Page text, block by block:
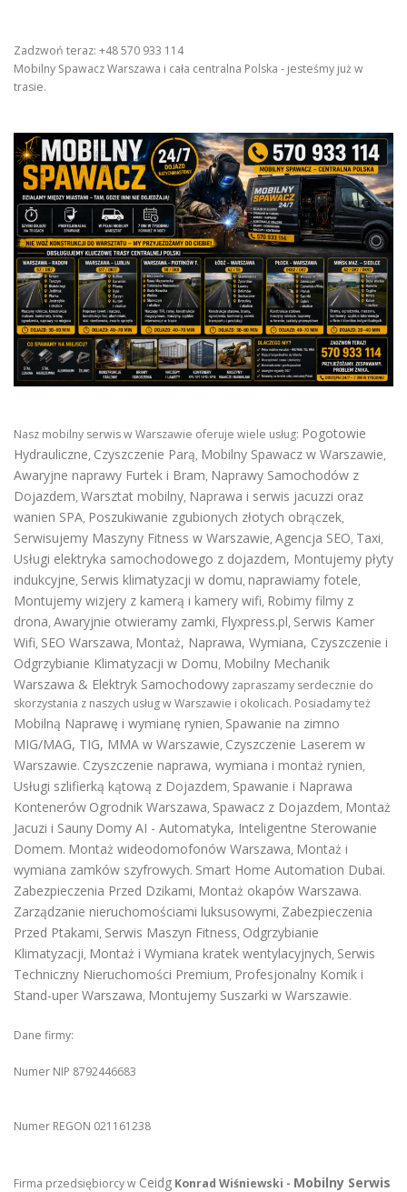
Zadzwoń teraz: +48 570 933 114
Mobilny Spawacz Warszawa i cała centralna Polska - jesteśmy już w
trasie.
Nasz mobilny serwis w Warszawie oferuje wiele usług: Pogotowie
Hydrauliczne, Czyszczenie Parą, Mobilny Spawacz w Warszawie,
Awaryjne naprawy Furtek i Bram, Naprawy Samochodów z
Dojazdem, Warsztat mobilny, Naprawa i serwis jacuzzi oraz
wanien SPA, Poszukiwanie zgubionych złotych obrączek,
Serwisujemy Maszyny Fitness w Warszawie, Agencja SEO, Taxi,
Usługi elektryka samochodowego z dojazdem, Montujemy płyty
indukcyjne, Serwis klimatyzacji w domu, naprawiamy fotele,
Montujemy wizjery z kamerą i kamery wifi, Robimy filmy z
drona, Awaryjnie otwieramy zamki, Flyxpress.pl, Serwis Kamer
Wifi, SEO Warszawa, Montaż, Naprawa, Wymiana, Czyszczenie i
Odgrzybianie Klimatyzacji w Domu, Mobilny Mechanik
Warszawa & Elektryk Samochodowy zapraszamy serdecznie do
skorzystania z naszych usług w Warszawie i okolicach. Posiadamy też
Mobilną Naprawę i wymianę rynien, Spawanie na zimno
MIG/MAG, TIG, MMA w Warszawie, Czyszczenie Laserem w
Warszawie. Czyszczenie naprawa, wymiana i montaż rynien,
Usługi szlifierką kątową z Dojazdem, Spawanie i Naprawa
Kontenerów Ogrodnik Warszawa, Spawacz z Dojazdem, Montaż
Jacuzi i Sauny Domy AI - Automatyka, Inteligentne Sterowanie
Domem. Montaż wideodomofonów Warszawa, Montaż i
wymiana zamków szyfrowych. Smart Home Automation Dubai.
Zabezpieczenia Przed Dzikami, Montaż okapów Warszawa.
Zarządzanie nieruchomościami luksusowymi, Zabezpieczenia
Przed Ptakami, Serwis Maszyn Fitness, Odgrzybianie
Klimatyzacji, Montaż i Wymiana kratek wentylacyjnych, Serwis
Techniczny Nieruchomości Premium, Profesjonalny Komik i
Stand-uper Warszawa, Montujemy Suszarki w Warszawie.
Dane firmy:
Numer NIP 8792446683
Numer REGON 021161238
Firma przedsiębiorcy w Ceidg Konrad Wiśniewski - Mobilny Serwis